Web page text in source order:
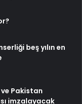
beş yılın en
Pakistan
imzalayacak